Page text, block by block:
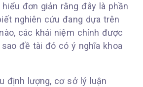
đơn giản rằng đây là phần
nghiên cứu đang dựa trên
các khái niệm chính được
đề tài đó có ý nghĩa khoa
định lượng, cơ sở lý luận